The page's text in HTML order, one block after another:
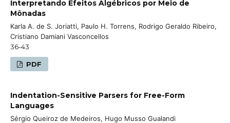
Interpretando Efeitos Algébricos por Meio de
Mônadas
Karla A. de S. Joriatti, Paulo H. Torrens, Rodrigo Geraldo Ribeiro,
Cristiano Damiani Vasconcellos
36-43
PDF
Indentation-Sensitive Parsers for Free-Form
Languages
Sérgio Queiroz de Medeiros, Hugo Musso Gualandi